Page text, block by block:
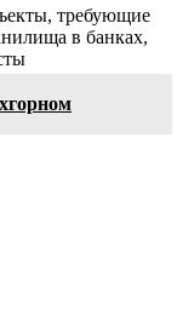
требующие
в банках,